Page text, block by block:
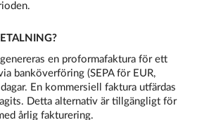
en proformafaktura för ett
banköverföring (SEPA för EUR,
En kommersiell faktura utfärdas
Detta alternativ är tillgängligt för
årlig fakturering.